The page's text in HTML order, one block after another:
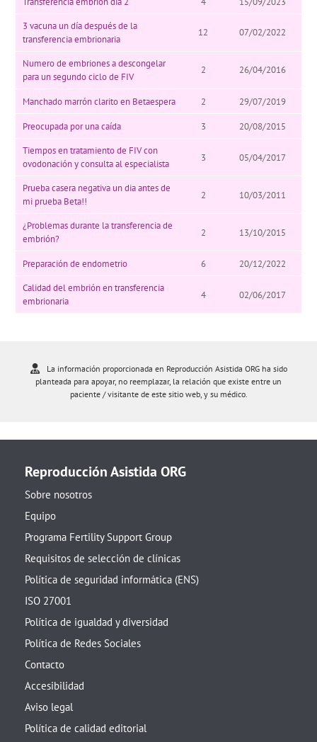
3 vacuna un día después de la
transferencia embrionaria
12 07/02/2022
Numero de embriones a descongelar
para un segundo ciclo de FIV
2 26/04/2016
Manchado marrón clarito en Betaespera 2 29/07/2019
Preocupada por una caída 3
20/08/2015
Tiempos en tratamiento de FIV con
ovodonación y consulta al especialista
3 05/04/2017
Prueba casera negativa un dia antes de
mi prueba Beta!!
2 10/03/2011
¿Problemas durante la transferencia de
embrión?
2 13/10/2015
Preparación de endometrio 6
20/12/2022
Calidad del embrión en transferencia
embrionaria
4 02/06/2017
La información proporcionada en Reproducción Asistida ORG ha sido
planteada para apoyar, no reemplazar, la relación que existe entre un
paciente / visitante de este sitio web, y su médico.
Reproducción Asistida ORG
Sobre nosotros
Equipo
Programa Fertility Support Group
Requisitos de selección de clínicas
Política de seguridad informática (ENS)
ISO 27001
Política de igualdad y diversidad
Política de Redes Sociales
Contacto
Accesibilidad
Aviso legal
Política de calidad editorial